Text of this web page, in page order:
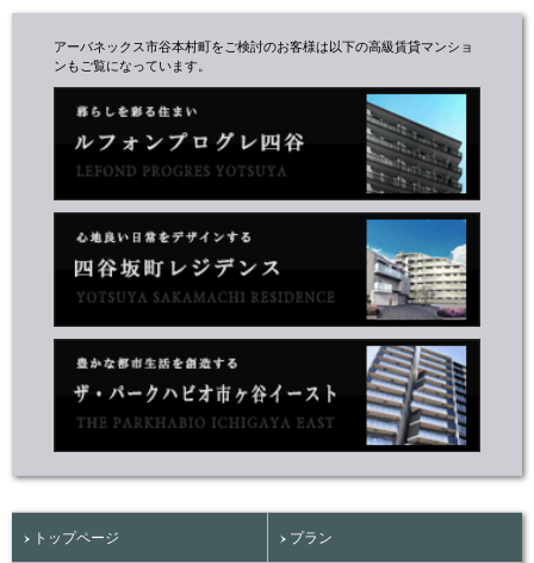
アーバネックス市谷本村町をご検討のお客様は以下の高級賃貸マンショ
ンもご覧になっています。
トップページ プラン